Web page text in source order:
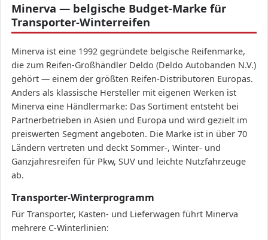
Minerva — belgische Budget-Marke für
Transporter-Winterreifen
Minerva ist eine 1992 gegründete belgische Reifenmarke,
die zum Reifen-Großhändler Deldo (Deldo Autobanden N.V.)
gehört — einem der größten Reifen-Distributoren Europas.
Anders als klassische Hersteller mit eigenen Werken ist
Minerva eine Händlermarke: Das Sortiment entsteht bei
Partnerbetrieben in Asien und Europa und wird gezielt im
preiswerten Segment angeboten. Die Marke ist in über 70
Ländern vertreten und deckt Sommer-, Winter- und
Ganzjahresreifen für Pkw, SUV und leichte Nutzfahrzeuge
ab.
Transporter-Winterprogramm
Für Transporter, Kasten- und Lieferwagen führt Minerva
mehrere C-Winterlinien: